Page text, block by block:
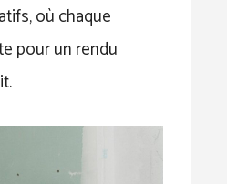
où chaque
pour un rendu